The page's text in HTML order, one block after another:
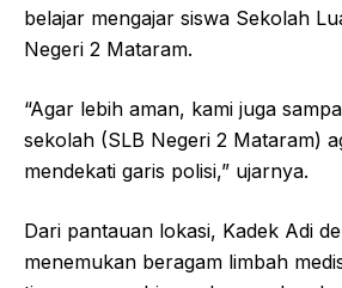
belajar mengajar siswa Sekolah
Negeri 2 Mataram.
“Agar lebih aman, kami juga
sekolah (SLB Negeri 2 Mataram)
mendekati garis polisi,” ujarnya.
Dari pantauan lokasi, Kadek Adi
menemukan beragam limbah